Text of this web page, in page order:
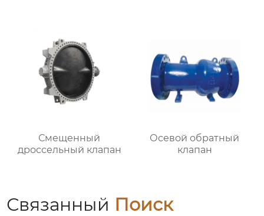
Смещенный
дроссельный клапан
Осевой обратный
клапан
Связанный Поиск